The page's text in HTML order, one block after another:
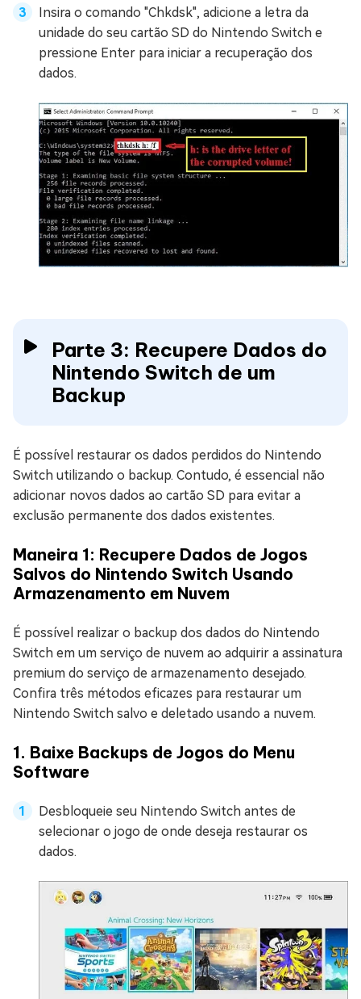
Insira o comando "Chkdsk", adicione a letra da
unidade do seu cartão SD do Nintendo Switch e
pressione Enter para iniciar a recuperação dos
dados.
Parte 3: Recupere Dados do
Nintendo Switch de um
Backup
É possível restaurar os dados perdidos do Nintendo
Switch utilizando o backup. Contudo, é essencial não
adicionar novos dados ao cartão SD para evitar a
exclusão permanente dos dados existentes.
Maneira 1: Recupere Dados de Jogos
Salvos do Nintendo Switch Usando
Armazenamento em Nuvem
É possível realizar o backup dos dados do Nintendo
Switch em um serviço de nuvem ao adquirir a assinatura
premium do serviço de armazenamento desejado.
Confira três métodos eficazes para restaurar um
Nintendo Switch salvo e deletado usando a nuvem.
1. Baixe Backups de Jogos do Menu
Software
Desbloqueie seu Nintendo Switch antes de
selecionar o jogo de onde deseja restaurar os
dados.